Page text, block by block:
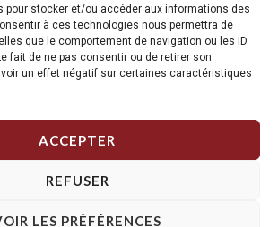
pour stocker et/ou accéder aux informations des
à ces technologies nous permettra de
que le comportement de navigation ou les ID
fait de ne pas consentir ou de retirer son
un effet négatif sur certaines caractéristiques
ACCEPTER
REFUSER
LES PRÉFÉRENCES
seule passion, venez visiter notre shop
de motos
Storm RC. Powered by Storm Team.